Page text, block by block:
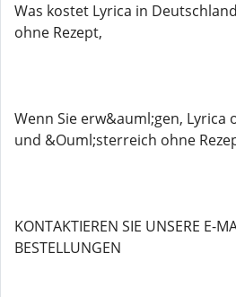
Was kostet Lyrica in
ohne Rezept,
Wenn Sie erw&auml;gen, Lyrica
und &Ouml;sterreich ohne
KONTAKTIEREN SIE UNSERE E-
BESTELLUNGEN